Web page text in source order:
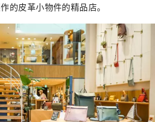
的皮革小物件的精品店。